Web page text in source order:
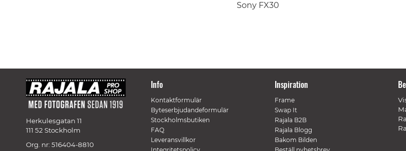
Sony FX30
Herkulesgatan 11
111 52 Stockholm
Org. nr: 516404-8810
Info
Kontaktformulär
Byteserbjudandeformulär
Stockholmsbutiken
FAQ
Leveransvillkor
Inspiration
Frame
Swap It
Rajala B2B
Rajala Blogg
Bakom Bilden